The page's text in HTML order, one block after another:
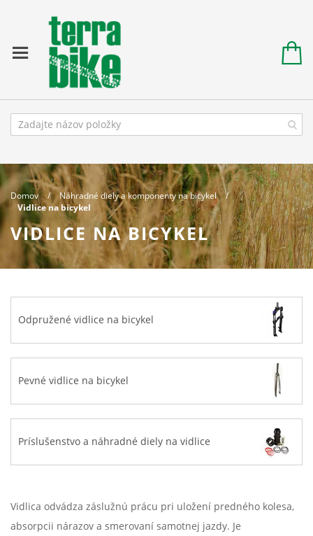
Domov
Náhradné diely a komponenty na bicykel
Vidlice na bicykel
VIDLICE NA BICYKEL
Odpružené vidlice na bicykel
Pevné vidlice na bicykel
Príslušenstvo a náhradné diely na vidlice
Vidlica odvádza záslužnú prácu pri uložení predného kolesa,
absorpcii nárazov a smerovaní samotnej jazdy. Je